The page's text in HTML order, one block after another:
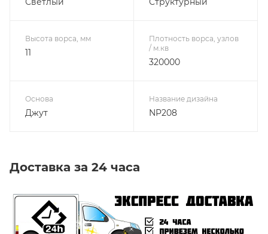
Высота ворса, мм
11
Плотность ворса, узлов
/ м.кв
320000
Основа
Джут
Название дизайна
NP208
Доставка за 24 часа